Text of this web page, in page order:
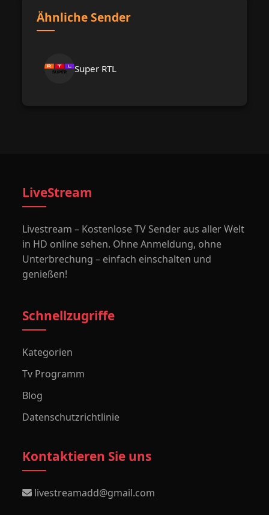
Ähnliche Sender
Super RTL
LiveStream
Livestream – Kostenlose TV Sender aus aller Welt
in HD online sehen. Ohne Anmeldung, ohne
Unterbrechung – einfach einschalten und
genießen!
Schnellzugriffe
Kategorien
Tv Programm
Blog
Datenschutzrichtlinie
Kontaktieren Sie uns
livestreamadd@gmail.com